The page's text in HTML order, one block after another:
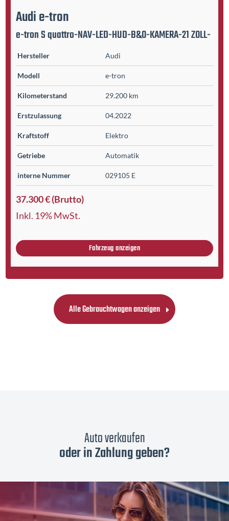
Audie-tron
e-tron S quattro-NAV-LED-HUD-B&O-KAMERA-21 ZOLL-
Hersteller Audi
Modell e-tron
Kilometer­stand 29.200 km
Erst­zulassung 04.2022
Kraftstoff Elektro
Getriebe Automatik
interne Nummer 029105 E
37.300 € (Brutto)
Inkl. 19% MwSt.
Fahrzeug anzeigen
Alle Gebrauchtwagen anzeigen
Auto verkaufen
oder in Zahlung geben?